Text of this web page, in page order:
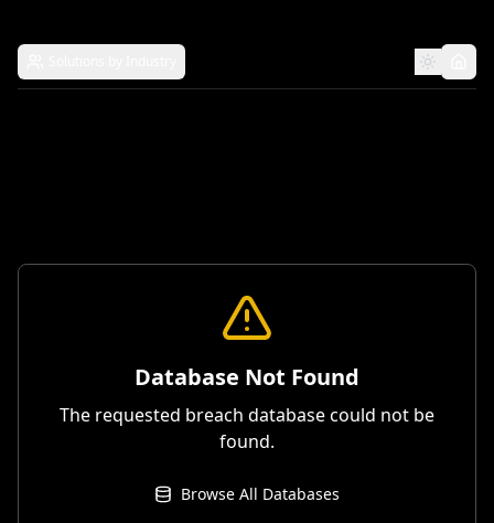
Database Not Found
The requested breach database could not be
found.
Browse All Databases